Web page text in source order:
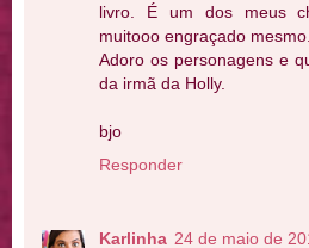
livro. É um dos meus
muitooo engraçado mesmo.
Adoro os personagens e
da irmã da Holly.
bjo
Responder
Karlinha 24 de maio de